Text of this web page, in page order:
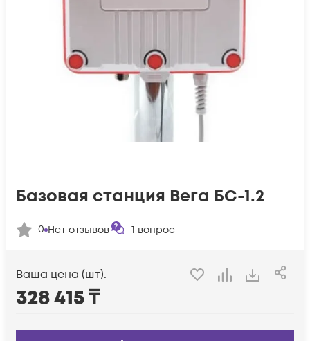
Базовая станция Вега БС-1.2
0 Нет отзывов 1 вопрос
Ваша цена (шт):
328 415₸